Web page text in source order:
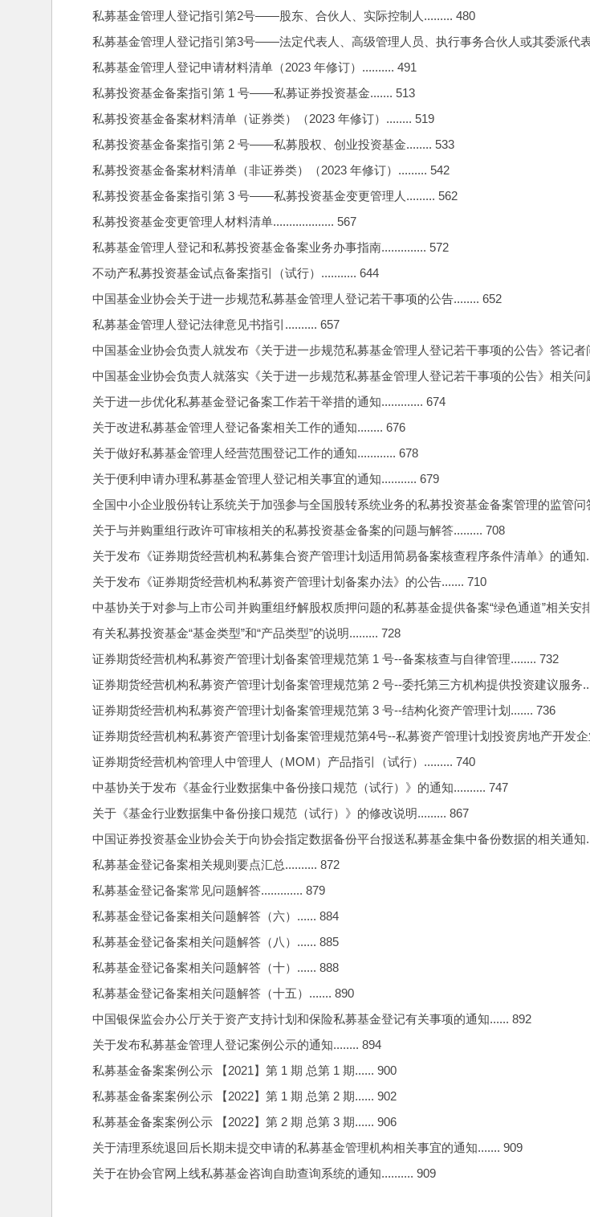
私募基金管理人登记指引第2号——股东、合伙人、实际控制人......... 480
私募基金管理人登记指引第3号——法定代表人、高级管理人员、执行事务合伙人或其委派代
私募基金管理人登记申请材料清单（2023 年修订）.......... 491
私募投资基金备案指引第 1 号——私募证券投资基金....... 513
私募投资基金备案材料清单（证券类）（2023 年修订）........ 519
私募投资基金备案指引第 2 号——私募股权、创业投资基金........ 533
私募投资基金备案材料清单（非证券类）（2023 年修订）......... 542
私募投资基金备案指引第 3 号——私募投资基金变更管理人......... 562
私募投资基金变更管理人材料清单................... 567
私募基金管理人登记和私募投资基金备案业务办事指南.............. 572
不动产私募投资基金试点备案指引（试行）........... 644
中国基金业协会关于进一步规范私募基金管理人登记若干事项的公告........ 652
私募基金管理人登记法律意见书指引.......... 657
中国基金业协会负责人就发布《关于进一步规范私募基金管理人登记若干事项的公告》答记者
中国基金业协会负责人就落实《关于进一步规范私募基金管理人登记若干事项的公告》相关问
关于进一步优化私募基金登记备案工作若干举措的通知............. 674
关于改进私募基金管理人登记备案相关工作的通知........ 676
关于做好私募基金管理人经营范围登记工作的通知............ 678
关于便利申请办理私募基金管理人登记相关事宜的通知........... 679
全国中小企业股份转让系统关于加强参与全国股转系统业务的私募投资基金备案管理的监管问
关于与并购重组行政许可审核相关的私募投资基金备案的问题与解答......... 708
关于发布《证券期货经营机构私募集合资产管理计划适用简易备案核查程序条件清单》的通知
关于发布《证券期货经营机构私募资产管理计划备案办法》的公告....... 710
中基协关于对参与上市公司并购重组纾解股权质押问题的私募基金提供备案“绿色通道”相关安
有关私募投资基金“基金类型”和“产品类型”的说明......... 728
证券期货经营机构私募资产管理计划备案管理规范第 1 号--备案核查与自律管理........ 732
证券期货经营机构私募资产管理计划备案管理规范第 2 号--委托第三方机构提供投资建议服务
证券期货经营机构私募资产管理计划备案管理规范第 3 号--结构化资产管理计划....... 736
证券期货经营机构私募资产管理计划备案管理规范第4号--私募资产管理计划投资房地产开发
证券期货经营机构管理人中管理人（MOM）产品指引（试行）......... 740
中基协关于发布《基金行业数据集中备份接口规范（试行）》的通知.......... 747
关于《基金行业数据集中备份接口规范（试行）》的修改说明......... 867
中国证券投资基金业协会关于向协会指定数据备份平台报送私募基金集中备份数据的相关通知
私募基金登记备案相关规则要点汇总.......... 872
私募基金登记备案常见问题解答............. 879
私募基金登记备案相关问题解答（六）...... 884
私募基金登记备案相关问题解答（八）...... 885
私募基金登记备案相关问题解答（十）...... 888
私募基金登记备案相关问题解答（十五）....... 890
中国银保监会办公厅关于资产支持计划和保险私募基金登记有关事项的通知...... 892
关于发布私募基金管理人登记案例公示的通知........ 894
私募基金备案案例公示 【2021】第 1 期 总第 1 期...... 900
私募基金备案案例公示 【2022】第 1 期 总第 2 期...... 902
私募基金备案案例公示 【2022】第 2 期 总第 3 期...... 906
关于清理系统退回后长期未提交申请的私募基金管理机构相关事宜的通知....... 909
关于在协会官网上线私募基金咨询自助查询系统的通知.......... 909